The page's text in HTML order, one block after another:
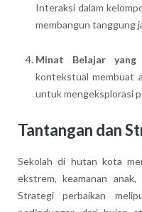
Interaksi dalam
membangun tanggung
Minat Belajar yang
kontekstual membuat
untuk mengeksplorasi
Tantangan dan
Sekolah di hutan kota
ekstrem, keamanan
Strategi perbaikan